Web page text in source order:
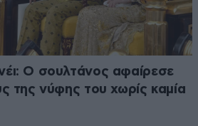
Ο σουλτάνος αφαίρεσε
της νύφης του χωρίς καμία